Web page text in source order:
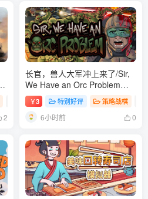
# 动作 # 策略
2
长官，兽人大军冲上来了/Sir,
We Have an Orc Problem
Build.24409738|策略战棋|容
量158B|免安装绿色中文版
￥3 特别好评 策略战棋
6小时前 0